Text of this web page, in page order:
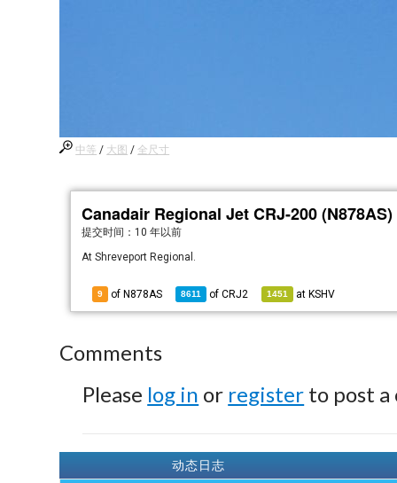
中等 / 大图 / 全尺寸
Canadair Regional Jet CRJ-200 (N878AS)
提交时间： 10 年以前
At Shreveport Regional.
9 of N878AS 8611 ofCRJ2 1451 at KSHV
Comments
Please log in or register to post a
动态日志